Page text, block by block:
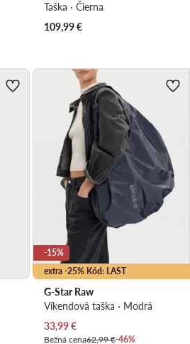
Taška · Čierna
109,99€
extra -25% Kód: LAST
-15%
G-Star Raw
Víkendová taška · Modrá
Aktuálna cena
33,99€
Bežná cena62,99 €-46%